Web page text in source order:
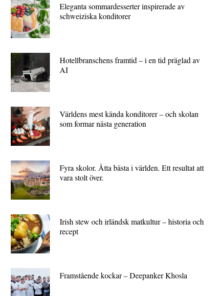
Eleganta sommardesserter inspirerade av
schweiziska konditorer
Hotellbranschens framtid – i en tid präglad av
AI
Världens mest kända konditorer – och skolan
som formar nästa generation
Fyra skolor. Åtta bästa i världen. Ett resultat att
vara stolt över.
Irish stew och irländsk matkultur – historia och
recept
Framstående kockar – Deepanker Khosla